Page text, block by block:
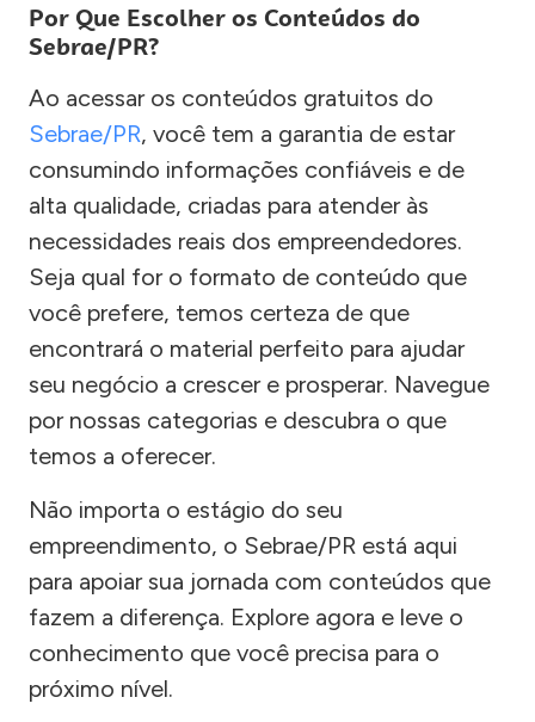
Por Que Escolher os Conteúdos do
Sebrae/PR?
Ao acessar os conteúdos gratuitos do
Sebrae/PR, você tem a garantia de estar
consumindo informações confiáveis e de
alta qualidade, criadas para atender às
necessidades reais dos empreendedores.
Seja qual for o formato de conteúdo que
você prefere, temos certeza de que
encontrará o material perfeito para ajudar
seu negócio a crescer e prosperar. Navegue
por nossas categorias e descubra o que
temos a oferecer.
Não importa o estágio do seu
empreendimento, o Sebrae/PR está aqui
para apoiar sua jornada com conteúdos que
fazem a diferença. Explore agora e leve o
conhecimento que você precisa para o
próximo nível.